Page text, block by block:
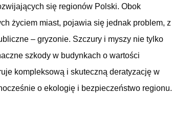
się regionów Polski. Obok
życiem miast, pojawia się jednak problem, z
– gryzonie. Szczury i myszy nie tylko
szkody w budynkach o wartości
kompleksową i skuteczną deratyzację w
o ekologię i bezpieczeństwo regionu.